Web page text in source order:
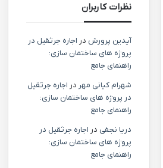
نظرات کاربران
آیدین پرورش در اجاره جرثقیل در
پروژه های ساختمان سازی:
راهنمای جامع
شهرام کیانی مهر در اجاره جرثقیل
در پروژه های ساختمان سازی:
راهنمای جامع
دریا نجفی در اجاره جرثقیل در
پروژه های ساختمان سازی:
راهنمای جامع